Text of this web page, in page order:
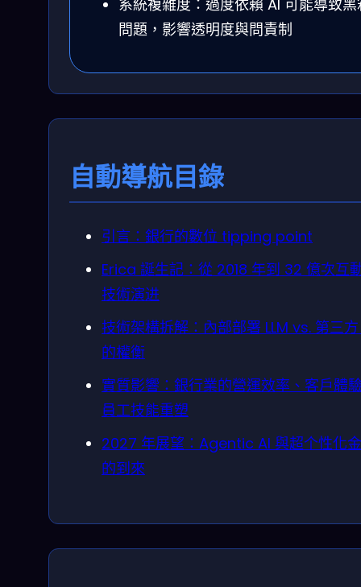
系統複雜度：過度依賴 AI 可能導致黑
問題，影響透明度與問責制
自動導航目錄
引言：銀行的數位 tipping point
Erica 誕生記：從 2018 年到 32 億次互
技術演进
技術架構拆解：內部部署 LLM vs. 第三方 API
的權衡
實質影響：銀行業的營運效率、客戶體
員工技能重塑
2027 年展望：Agentic AI 與超个性化
的到來